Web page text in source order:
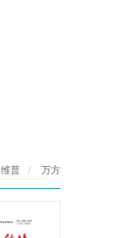
维普 / 万方